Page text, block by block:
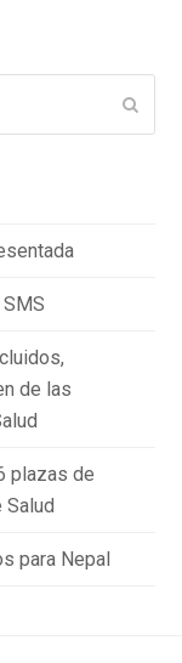
de las
plazas de
Salud
para Nepal